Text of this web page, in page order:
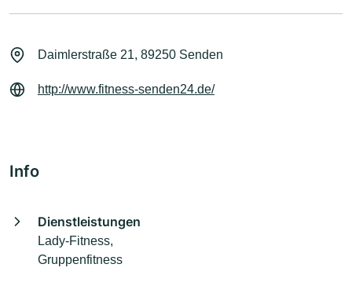
Daimlerstraße 21, 89250 Senden
http://www.fitness-senden24.de/
Info
Dienstleistungen
Lady-Fitness,
Gruppenfitness